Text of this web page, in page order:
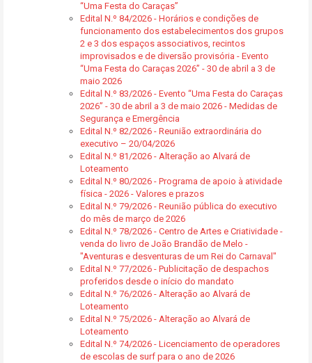
“Uma Festa do Caraças”
Edital N.º 84/2026 - Horários e condições de
funcionamento dos estabelecimentos dos grupos
2 e 3 dos espaços associativos, recintos
improvisados e de diversão provisória - Evento
“Uma Festa do Caraças 2026” - 30 de abril a 3 de
maio 2026
Edital N.º 83/2026 - Evento “Uma Festa do Caraças
2026” - 30 de abril a 3 de maio 2026 - Medidas de
Segurança e Emergência
Edital N.º 82/2026 - Reunião extraordinária do
executivo – 20/04/2026
Edital N.º 81/2026 - Alteração ao Alvará de
Loteamento
Edital N.º 80/2026 - Programa de apoio à atividade
física - 2026 - Valores e prazos
Edital N.º 79/2026 - Reunião pública do executivo
do mês de março de 2026
Edital N.º 78/2026 - Centro de Artes e Criatividade -
venda do livro de João Brandão de Melo -
"Aventuras e desventuras de um Rei do Carnaval"
Edital N.º 77/2026 - Publicitação de despachos
proferidos desde o início do mandato
Edital N.º 76/2026 - Alteração ao Alvará de
Loteamento
Edital N.º 75/2026 - Alteração ao Alvará de
Loteamento
Edital N.º 74/2026 - Licenciamento de operadores
de escolas de surf para o ano de 2026